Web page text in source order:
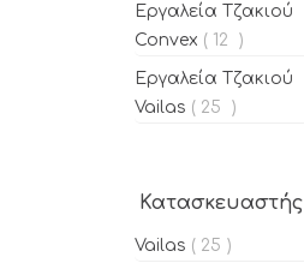
Εργαλεία Tζακιού
Convex
12
Εργαλεία Tζακιού
Vailas
25
Κατασκευαστής
Vailas 25